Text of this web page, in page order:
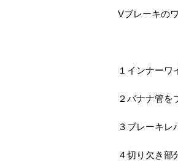
Vブレーキの
１インナーワ
２バナナ管を
３ブレーキレ
４切り欠き部